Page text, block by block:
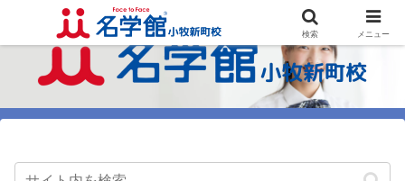
検索 メニュー